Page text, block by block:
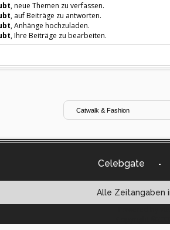
, neue Themen zu verfassen.
, auf Beiträge zu antworten.
, Anhänge hochzuladen.
, Ihre Beiträge zu bearbeiten.
Celebgate -
Alle Zeitangaben